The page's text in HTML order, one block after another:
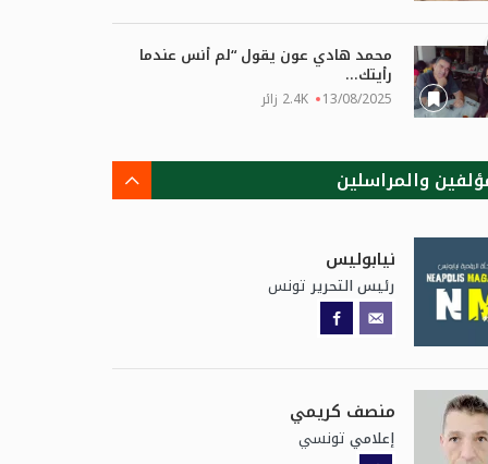
محمد هادي عون يقول “لم أنس عندما
رأيتك...
13/08/2025 2.4K زائر
والمراسلين
نيابوليس
رئيس التحرير تونس
منصف كريمي
إعلامي تونسي